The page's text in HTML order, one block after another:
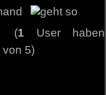
(1 User haben
von 5)